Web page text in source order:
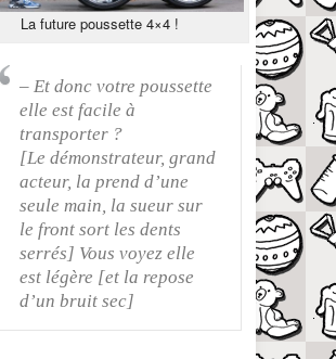
La future poussette 4×4 !
– Et donc votre poussette
elle est facile à
transporter ?
[Le démonstrateur, grand
acteur, la prend d’une
seule main, la sueur sur
le front sort les dents
serrés] Vous voyez elle
est légère [et la repose
d’un bruit sec]